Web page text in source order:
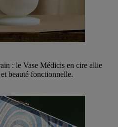
: le Vase Médicis en cire allie
beauté fonctionnelle.